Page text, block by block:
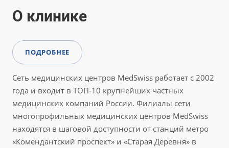
О клинике
ПОДРОБНЕЕ
Сеть медицинских центров MedSwiss работает с 2002
года и входит в ТОП-10 крупнейших частных
медицинских компаний России. Филиалы сети
многопрофильных медицинских центров MedSwiss
находятся в шаговой доступности от станций метро
«Комендантский проспект» и «Старая Деревня» в